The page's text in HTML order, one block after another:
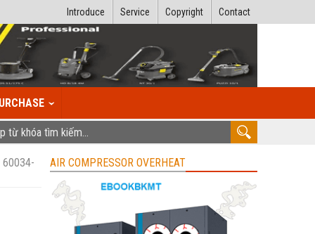
Contact
Copyright
Service
Introduce
60034- AIR COMPRESSOR OVERHEAT